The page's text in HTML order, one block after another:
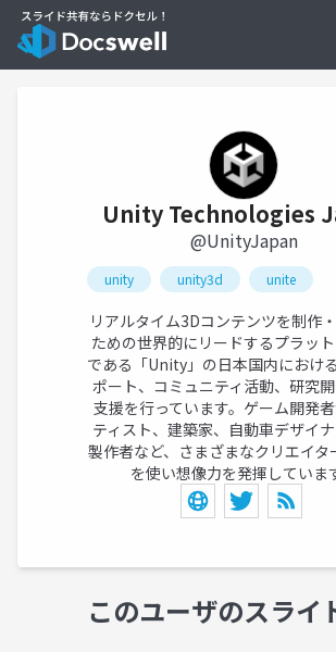
Unity Technologies
@UnityJapan
unity unity3d unite
リアルタイム3Dコンテンツを制作
ための世界的にリードするプラッ
である「Unity」の日本国内におけ
ポート、コミュニティ活動、研究
支援を行っています。ゲーム開発
ティスト、建築家、自動車デザイ
製作者など、さまざまなクリエイ
を使い想像力を発揮していま
このユーザのスライ